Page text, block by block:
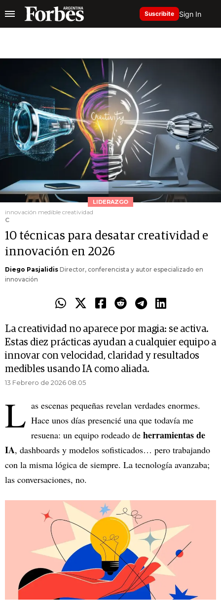
Suscribite Sign In
LIDERAZGO
innovación medible creatividad
C
10 técnicas para desatar creatividad e
innovación en 2026
Diego Pasjalidis Director, conferencista y autor especializado en
innovación
La creatividad no aparece por magia: se activa.
Estas diez prácticas ayudan a cualquier equipo a
innovar con velocidad, claridad y resultados
medibles usando IA como aliada.
13 Febrero de 2026 08.05
L as escenas pequeñas revelan verdades enormes.
Hace unos días presencié una que todavía me
resuena: un equipo rodeado de herramientas de
IA, dashboards y modelos sofisticados… pero trabajando
con la misma lógica de siempre. La tecnología avanzaba;
las conversaciones, no.